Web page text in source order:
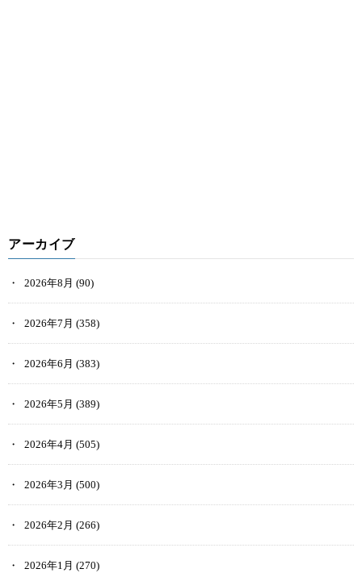
アーカイブ
2026年8月 (90)
2026年7月 (358)
2026年6月 (383)
2026年5月 (389)
2026年4月 (505)
2026年3月 (500)
2026年2月 (266)
2026年1月 (270)